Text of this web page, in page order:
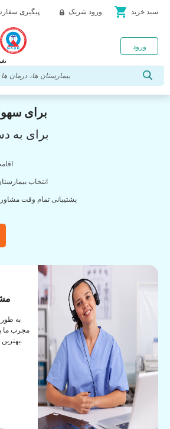
پیگیری ورود شریک shopping_cart سبد خرید
ورود
برای
برای به
انتخاب
پشتیبانی تمام وقت
به
مجرب ما
بهترین مشاوره و راهنمایی به شما.